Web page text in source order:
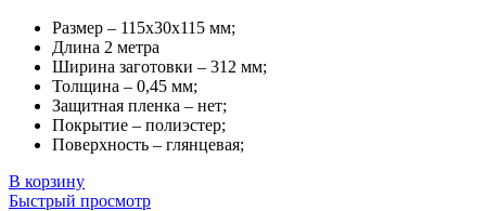
Размер – 115х30х115 мм;
Длина 2 метра
Ширина заготовки – 312 мм;
Толщина – 0,45 мм;
Защитная пленка – нет;
Покрытие – полиэстер;
Поверхность – глянцевая;
В корзину
Быстрый просмотр